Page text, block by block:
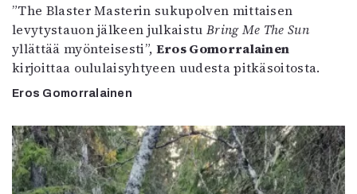
”The Blaster Masterin sukupolven mittaisen
levytystauon jälkeen julkaistu Bring Me The Sun
yllättää myönteisesti”, Eros Gomorralainen
kirjoittaa oululaisyhtyeen uudesta pitkäsoitosta.
Eros Gomorralainen